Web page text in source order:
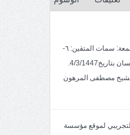
خطبة الجمعة: سمات المتقين: ٦-
عمل الإحسان بتاريخ4/3/1447.
مصطفى المرهون
التجريبي لموقع مؤسسة